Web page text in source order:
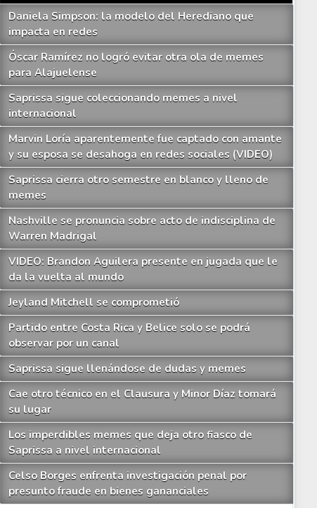
Daniela Simpson: la modelo del Herediano que
impacta en redes
Óscar Ramírez no logró evitar otra ola de memes
para Alajuelense
Saprissa sigue coleccionando memes a nivel
internacional
Marvin Loría aparentemente fue captado con amante
y su esposa se desahoga en redes sociales (VIDEO)
Saprissa cierra otro semestre en blanco y lleno de
memes
Nashville se pronuncia sobre acto de indisciplina de
Warren Madrigal
VIDEO: Brandon Aguilera presente en jugada que le
da la vuelta al mundo
Jeyland Mitchell se comprometió
Partido entre Costa Rica y Belice solo se podrá
observar por un canal
Saprissa sigue llenándose de dudas y memes
Cae otro técnico en el Clausura y Minor Díaz tomará
su lugar
Los imperdibles memes que deja otro fiasco de
Saprissa a nivel internacional
Celso Borges enfrenta investigación penal por
presunto fraude en bienes gananciales